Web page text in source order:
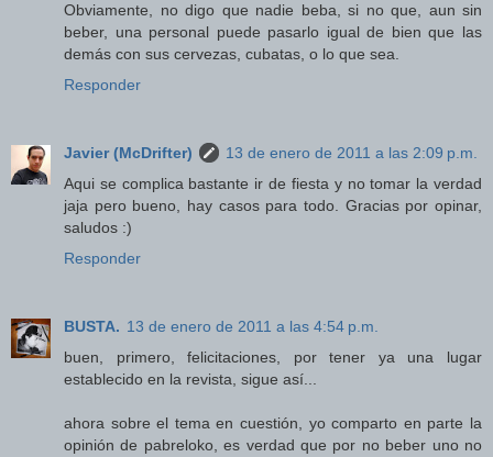
Obviamente, no digo que nadie beba, si no que, aun sin
beber, una personal puede pasarlo igual de bien que las
demás con sus cervezas, cubatas, o lo que sea.
Responder
Javier (McDrifter)
13 de enero de 2011 a las 2:09 p.m.
Aqui se complica bastante ir de fiesta y no tomar la verdad
jaja pero bueno, hay casos para todo. Gracias por opinar,
saludos :)
Responder
BUSTA. 13 de enero de 2011 a las 4:54 p.m.
buen, primero, felicitaciones, por tener ya una lugar
establecido en la revista, sigue así...
ahora sobre el tema en cuestión, yo comparto en parte la
opinión de pabreloko, es verdad que por no beber uno no